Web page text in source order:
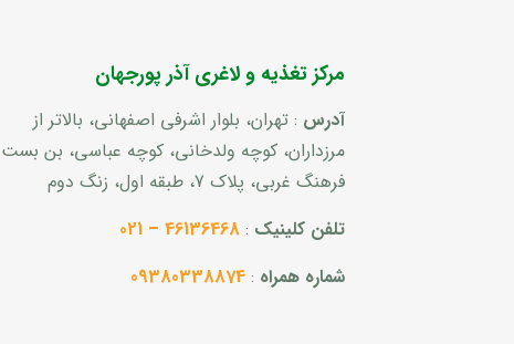
مرکز تغذیه و لاغری آذر پورجهان
آدرس : تهران، بلوار اشرفی اصفهانی، بالاتر از
مرزداران، کوچه ولدخانی، کوچه عباسی، بن بست
فرهنگ غربی، پلاک 7، طبقه اول، زنگ دوم
تلفن کلینیک :
46136468 – 021
شماره همراه :
09380338874